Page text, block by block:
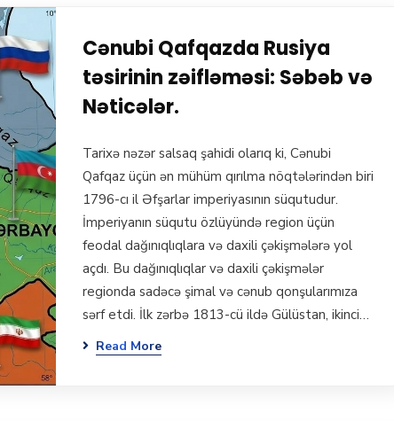
Cənubi Qafqazda Rusiya
təsirinin zəifləməsi: Səbəb və
Nəticələr.
Tarixə nəzər salsaq şahidi olarıq ki, Cənubi
Qafqaz üçün ən mühüm qırılma nöqtələrindən biri
1796-cı il Əfşarlar imperiyasının süqutudur.
İmperiyanın süqutu özlüyündə region üçün
feodal dağınıqlıqlara və daxili çəkişmələrə yol
açdı. Bu dağınıqlıqlar və daxili çəkişmələr
regionda sadəcə şimal və cənub qonşularımıza
sərf etdi. İlk zərbə 1813-cü ildə Gülüstan, ikinci…
Read More